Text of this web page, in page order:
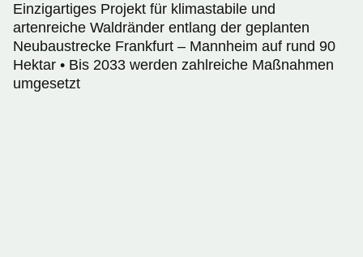
Einzigartiges Projekt für klimastabile und
artenreiche Waldränder entlang der geplanten
Neubaustrecke Frankfurt – Mannheim auf rund 90
Hektar • Bis 2033 werden zahlreiche Maßnahmen
umgesetzt